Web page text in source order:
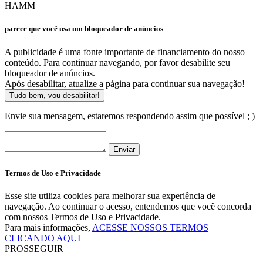
HAMM
parece que você usa um bloqueador de anúncios
A publicidade é uma fonte importante de financiamento do nosso
conteúdo. Para continuar navegando, por favor desabilite seu
bloqueador de anúncios.
Após desabilitar, atualize a página para continuar sua navegação!
Tudo bem, vou desabilitar!
Envie sua mensagem, estaremos respondendo assim que possível ; )
Enviar
Termos de Uso e Privacidade
Esse site utiliza cookies para melhorar sua experiência de
navegação. Ao continuar o acesso, entendemos que você concorda
com nossos Termos de Uso e Privacidade.
Para mais informações, ACESSE NOSSOS TERMOS
CLICANDO AQUI
PROSSEGUIR